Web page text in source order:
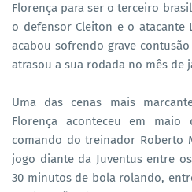
Florença para ser o terceiro
o defensor Cleiton e o atacante
acabou sofrendo grave
atrasou a sua rodada no mês de
Uma das cenas mais
Florença aconteceu em maio
comando do treinador Roberto
jogo diante da Juventus entre
30 minutos de bola rolando,